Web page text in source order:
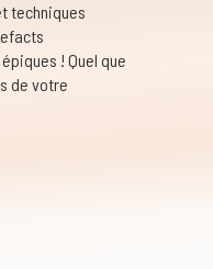
techniques
! Quel que
de votre